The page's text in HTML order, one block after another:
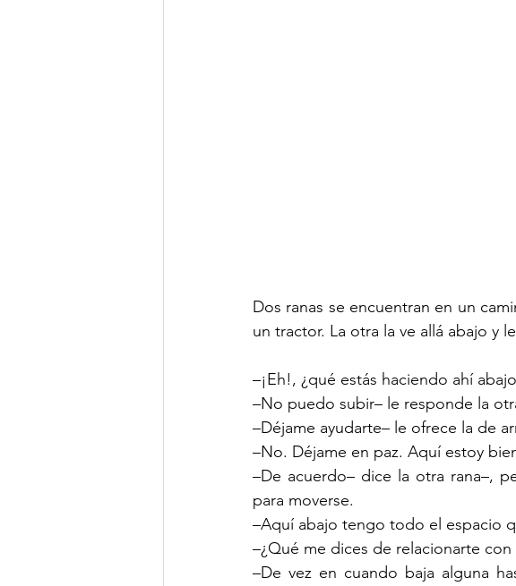
Dos ranas se encuentran en un
un tractor. La otra la ve allá abajo y
–¡Eh!, ¿qué estás haciendo ahí
–No puedo subir– le responde la
–Déjame ayudarte– le ofrece la de
–No. Déjame en paz. Aquí estoy
–De acuerdo– dice la otra rana–,
para moverse.
–Aquí abajo tengo todo el espacio
–¿Qué me dices de relacionarte
–De vez en cuando baja alguna